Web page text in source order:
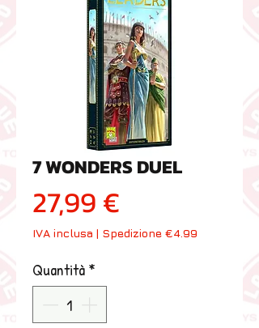
7 WONDERS DUEL
27,99 €
IVA inclusa | Spedizione €4.99
Quantità*